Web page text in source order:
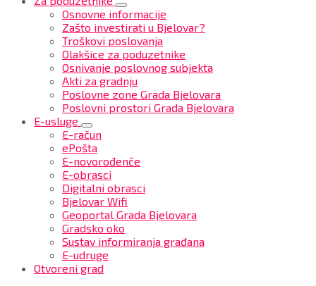
Osnovne informacije
Zašto investirati u Bjelovar?
Troškovi poslovanja
Olakšice za poduzetnike
Osnivanje poslovnog subjekta
Akti za gradnju
Poslovne zone Grada Bjelovara
Poslovni prostori Grada Bjelovara
E-usluge
E-račun
ePošta
E-novorođenče
E-obrasci
Digitalni obrasci
Bjelovar Wifi
Geoportal Grada Bjelovara
Gradsko oko
Sustav informiranja građana
E-udruge
Otvoreni grad